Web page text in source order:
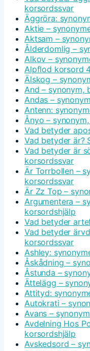
korsordssvar
Äggröra:
Aktie –
Aktsam –
Ålderdomlig –
Alkov –
Alpflod korsord
Älskog –
And – synonym,
Andas –
Antenn:
Ånyo –
Vad betyder
Vad betyder är?
Vad betyder är
korsordssvar
Är Torrbollen –
korsordssvar
Är Zz Top –
Argumentera –
korsordshjälp
Vad betyder
Vad betyder
korsordssvar
Ashley:
Åskådning –
Åstunda –
Ättelägg –
Attityd:
Autokrati –
Avans –
Avdelning Hos
korsordshjälp
Avskedsord –